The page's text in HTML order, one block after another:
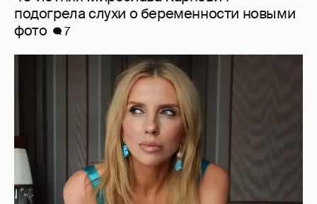
Светлана Бондарчук в синих колготках
снялась в новой фотосессии